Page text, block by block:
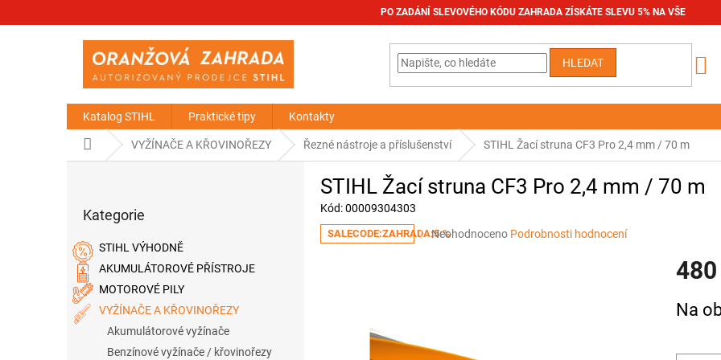
PO ZADÁNÍ SLEVOVÉHO KÓDU ZAHRADA ZÍSKÁTE SLEVU 5% NA VŠE
HLEDAT
Katalog STIHL Praktické tipy Kontakty
Domů VYŽÍNAČE A KŘOVINOŘEZY Řezné nástroje a příslušenství STIHL Žací struna CF3 Pro 2,4 mm / 70 m
a
n
p
kategorie
Kategorie
STIHL VÝHODNĚ
AKUMULÁTOROVÉ PŘÍSTROJE
MOTOROVÉ PILY
VYŽÍNAČE A KŘOVINOŘEZY
Akumulátorové vyžínače
Benzínové vyžínače / křovinořezy
STIHL Žací struna CF3 Pro 2,4 mm / 70 m
Kód:00009304303
SALECODE:ZAHRADA:5:%Průměrné
Neohodnoceno Podrobnosti hodnocení
cena:
Na